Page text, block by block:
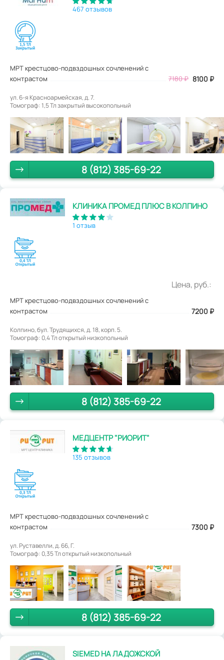
467 отзывов
МРТ крестцово-подвздошных сочленений с
контрастом
7180₽ 8100 ₽
ул. 6-я Красноармейская, д. 7.
Томограф: 1,5 Тл закрытый высокопольный
8 (812) 385-69-22
КЛИНИКА ПРОМЕД ПЛЮС В КОЛПИНО
1 отзыв
Цена, руб.:
МРТ крестцово-подвздошных сочленений с
контрастом
7200 ₽
Колпино, бул. Трудящихся, д. 18, корп. 5.
Томограф: 0,4 Тл открытый низкопольный
8 (812) 385-69-22
МЕДЦЕНТР "РИОРИТ"
135 отзывов
МРТ крестцово-подвздошных сочленений с
контрастом
7300 ₽
ул. Руставелли, д. 66, Г.
Томограф: 0,35 Тл открытый низкопольный
8 (812) 385-69-22
SIEMED НА ЛАДОЖСКОЙ